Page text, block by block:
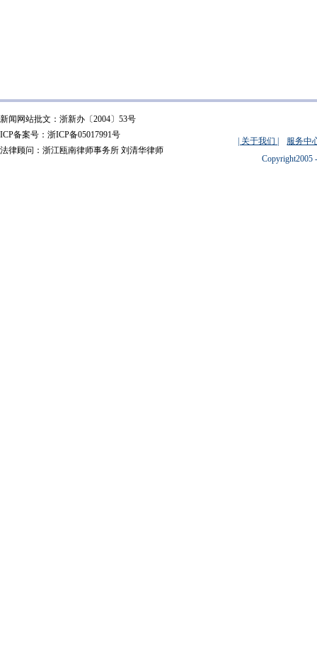
新闻网站批文：浙新办〔2004〕53号
ICP备案号：浙ICP备05017991号
法律顾问：浙江瓯南律师事务所 刘清华律师
| 关于我们 |
服务中
Copyright2005